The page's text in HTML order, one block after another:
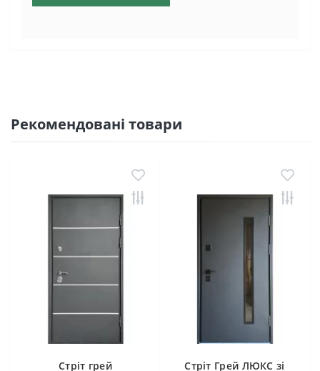
Рекомендовані товари
Стріт грей
Стріт Грей ЛЮКС зі